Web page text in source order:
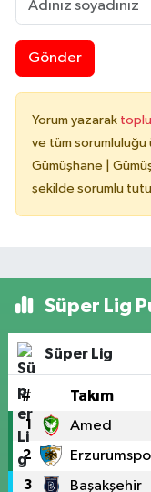
Gönder
Yorum yazarak
ve tüm sorumluluğu
Gümüşhane |
şekilde sorumlu
Süper Lig
Süper Lig
# Takım
1 Amed
2
3 Başakşehir